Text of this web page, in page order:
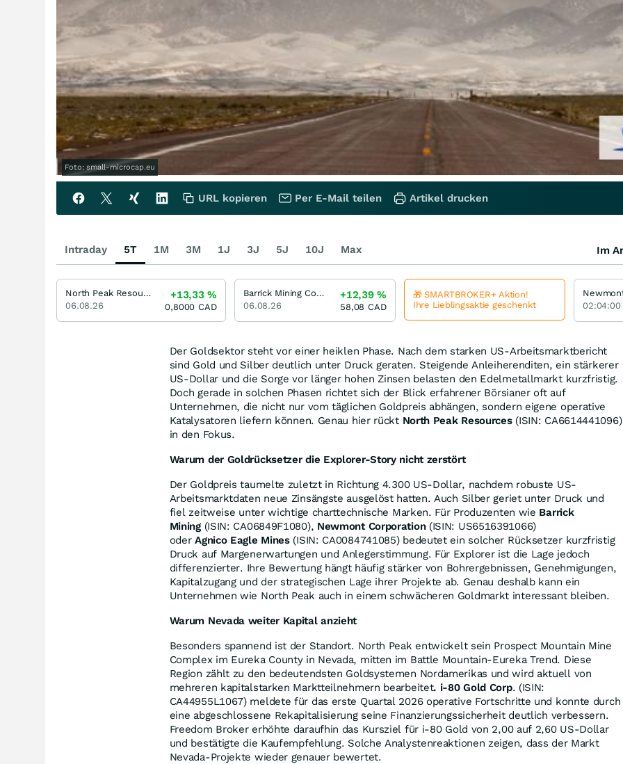
Foto: small-microcap.eu
Der Goldsektor steht vor einer heiklen Phase. Nach dem starken US-Arbeitsmarktbericht
sind Gold und Silber deutlich unter Druck geraten. Steigende Anleiherenditen, ein stärkerer
US-Dollar und die Sorge vor länger hohen Zinsen belasten den Edelmetallmarkt kurzfristig.
Doch gerade in solchen Phasen richtet sich der Blick erfahrener Börsianer oft auf
Unternehmen, die nicht nur vom täglichen Goldpreis abhängen, sondern eigene operative
Katalysatoren liefern können. Genau hier rückt North Peak Resources(ISIN: CA6614441096)
in den Fokus.
Warum der Goldrücksetzer die Explorer-Story nicht zerstört
Der Goldpreis taumelte zuletzt in Richtung 4.300 US-Dollar, nachdem robuste US-
Arbeitsmarktdaten neue Zinsängste ausgelöst hatten. Auch Silber geriet unter Druck und
fiel zeitweise unter wichtige charttechnische Marken. Für Produzenten wie Barrick
Mining(ISIN: CA06849F1080), Newmont Corporation(ISIN: US6516391066)
oderAgnico Eagle Mines(ISIN: CA0084741085) bedeutet ein solcher Rücksetzer kurzfristig
Druck auf Margenerwartungen und Anlegerstimmung. Für Explorer ist die Lage jedoch
differenzierter. Ihre Bewertung hängt häufig stärker von Bohrergebnissen, Genehmigungen,
Kapitalzugang und der strategischen Lage ihrer Projekte ab. Genau deshalb kann ein
Unternehmen wie North Peak auch in einem schwächeren Goldmarkt interessant bleiben.
Warum Nevada weiter Kapital anzieht
Besonders spannend ist der Standort. North Peak entwickelt sein Prospect Mountain Mine
Complex im Eureka County in Nevada, mitten im Battle Mountain-Eureka Trend. Diese
Region zählt zu den bedeutendsten Goldsystemen Nordamerikas und wird aktuell von
mehreren kapitalstarken Marktteilnehmern bearbeitet. i-80 Gold Corp. (ISIN:
CA44955L1067) meldete für das erste Quartal 2026 operative Fortschritte und konnte durch
eine abgeschlossene Rekapitalisierung seine Finanzierungssicherheit deutlich verbessern.
Freedom Broker erhöhte daraufhin das Kursziel für i-80 Gold von 2,00 auf 2,60 US-Dollar
und bestätigte die Kaufempfehlung. Solche Analystenreaktionen zeigen, dass der Markt
Nevada-Projekte wieder genauer bewertet.
URL kopieren Per E-Mail teilen Artikel drucken
Intraday 5T 1M 3M 1J 3J 5J 10J Max Im
North Peak Resources
06.08.26
+13,33%
0,8000 CAD
Barrick Mining Corporation
06.08.26
+12,39%
58,08 CAD
🎁 SMARTBROKER+ Aktion!
Ihre Lieblingsaktie geschenkt
02:04:00